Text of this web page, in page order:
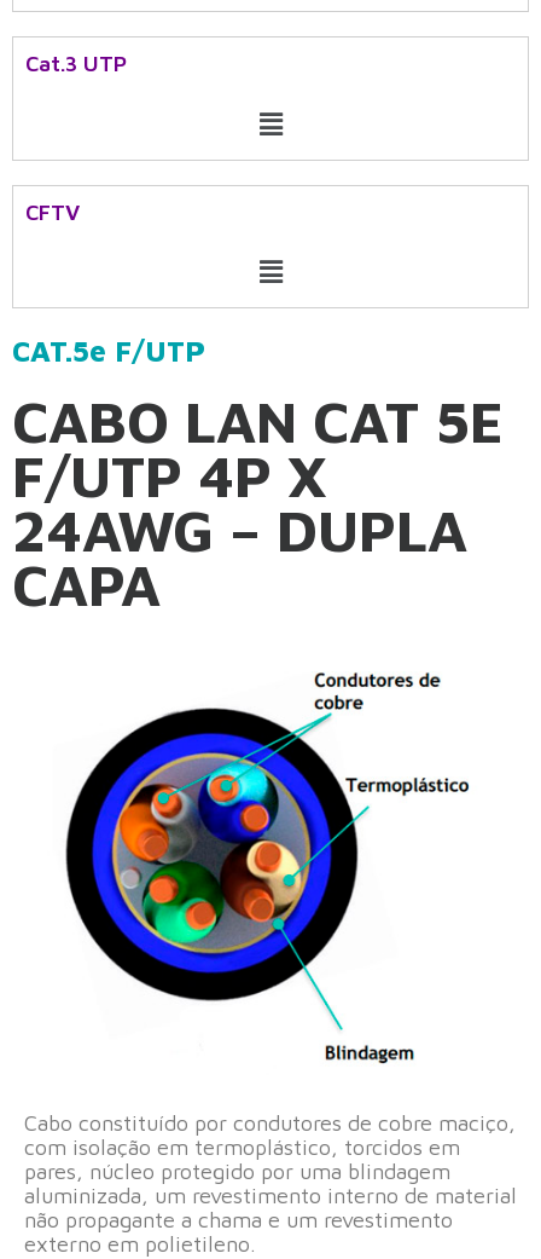
Cat.3 UTP
Menu
CFTV
Menu
CAT.5e F/UTP
CABO LAN CAT 5E
F/UTP 4P X
24AWG – DUPLA
CAPA
Cabo constituído por condutores de cobre maciço,
com isolação em termoplástico, torcidos em
pares, núcleo protegido por uma blindagem
aluminizada, um revestimento interno de material
não propagante a chama e um revestimento
externo em polietileno.